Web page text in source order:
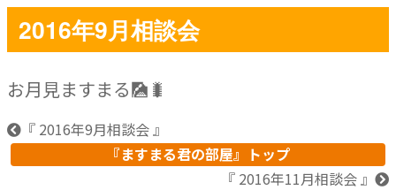
2016年9月相談会
お月見ますまる🎑🐛
『 2016年9月相談会 』
『ますまる君の部屋』トップ
『 2016年11月相談会 』